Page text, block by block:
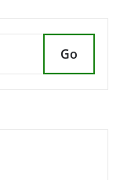
Go